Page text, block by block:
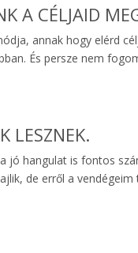
A CÉLJAID
annak hogy elérd
És persze nem
LESZNEK.
jó hangulat is fontos
de erről a